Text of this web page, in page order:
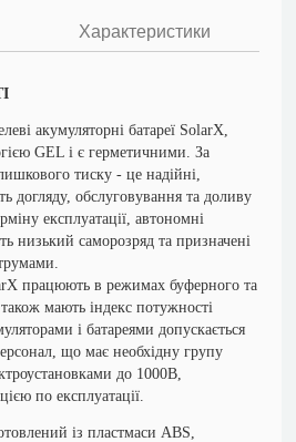
Характеристики
акумуляторні батареї SolarX,
GEL і є герметичними. За
тиску - це надійні,
догляду, обслуговування та доливу
експлуатації, автономні
низький саморозряд та призначені
в режимах буферного та
мають індекс потужності
і батареями допускається
що має необхідну групу
до 1000В,
по експлуатації.
із пластмаси ABS,